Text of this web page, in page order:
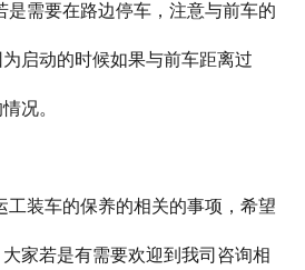
是需要在路边停车，注意与前车的
启动的时候如果与前车距离过
况。
工装车的保养的相关的事项，希望
家若是有需要欢迎到我司咨询相